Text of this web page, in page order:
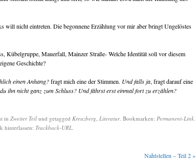
will nicht eintreten. Die begonnene Erzählung vor mir aber bringt Ungelöstes
Kübelgruppe, Mauerfall, Mainzer Straße- Welche Identität soll vor diesem
Geschichte?
einen Anhang?fragt mich eine der Stimmen. Und falls ja, fragt darauf eine
ihn nicht ganz zum Schluss? Und fährst erst einmal fort zu erzählen?
in Zweiter Teil und getagged Kreuzberg, Literatur. Bookmarken: Permanent-Link.
hinterlassen: Trackback-URL.
Nahtstellen – Teil 2»